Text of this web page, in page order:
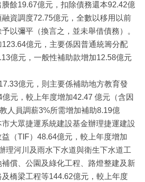
賸餘19.67億元，扣除債務還本92.42億
資調度72.75億元，全數以移用以前
以彌平（換言之，並未舉借債務）。
億元，主要係因普通統籌分配
億元，一般性補助款增加12.58億元
億元，則主要係補助地方教育發
億元，較上年度增加42.47 億元（含因
人員調薪3%所需增加補助8.19億
大眾捷運系統建設基金辦理捷運建設
益（TIF）48.64億元，較上年度增加
理河川及雨水下水道與衛生下水道工
償、公園及綠化工程、路燈整建及新
橋梁工程等144.62億元，較上年度